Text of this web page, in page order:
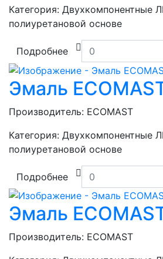
Категория: Двухкомпонентные
полиуретановой основе
Подробнее
Эмаль
Производитель: ECOMAST
Категория: Двухкомпонентные
полиуретановой основе
Подробнее
Эмаль
Производитель: ECOMAST